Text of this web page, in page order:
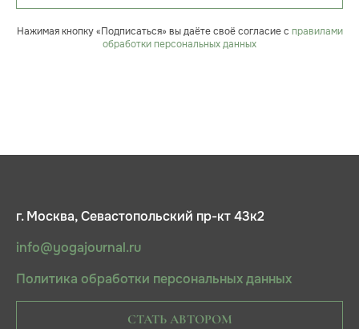
Нажимая кнопку «Подписаться» вы даёте своё согласие с правилами
обработки персональных данных
г. Москва, Севастопольский пр-кт 43к2
info@yogajournal.ru
Политика обработки персональных данных
СТАТЬ АВТОРОМ